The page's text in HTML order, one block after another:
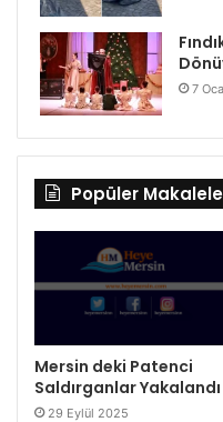
7
Popüler
Mersin deki Patenci
Saldırganlar Yakalandı
29 Eylül 2025